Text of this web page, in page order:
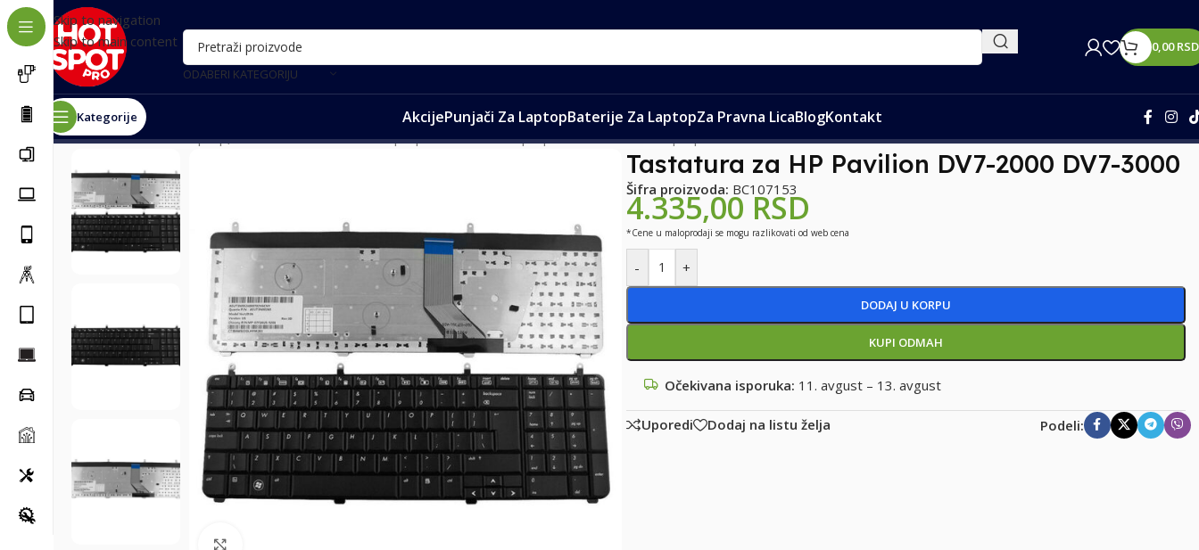
Skip to navigation
Skip to main content
ODABERI KATEGORIJU
0,00RSD
Kategorije AkcijePunjači Za LaptopBaterije Za LaptopZa Pravna LicaBlogKontakt
Почетна/Delovi za laptop, tablet i ostalo/Delovi za laptop/Tastature za laptop/Tastature za HP laptopove/Tastatura za HP Pavilion DV7-2000 DV7-3000
Tastatura za HP Pavilion DV7-2000 DV7-3000
Šifra proizvoda: BC107153
4.335,00RSD
*Cene u maloprodaji se mogu razlikovati od web cena
- +
DODAJ U KORPU
KUPI ODMAH
Očekivana isporuka: 11. avgust – 13. avgust
Uporedi Dodaj na listu želja Podeli: